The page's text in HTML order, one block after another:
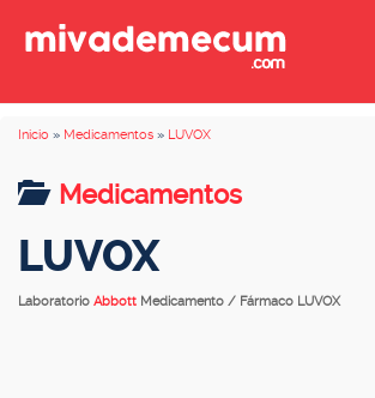
Inicio » Medicamentos » LUVOX
Medicamentos
LUVOX
Laboratorio Abbott Medicamento / Fármaco LUVOX